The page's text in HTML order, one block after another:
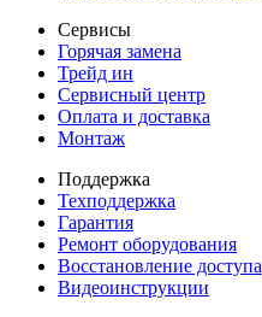
Сервисы
Горячая замена
Трейд ин
Сервисный центр
Оплата и доставка
Монтаж
Поддержка
Техподдержка
Гарантия
Ремонт оборудования
Восстановление доступа
Видеоинструкции